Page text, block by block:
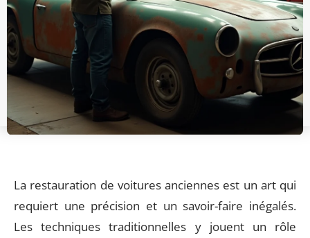
La restauration de voitures anciennes est un art qui
requiert une précision et un savoir-faire inégalés.
Les techniques traditionnelles y jouent un rôle